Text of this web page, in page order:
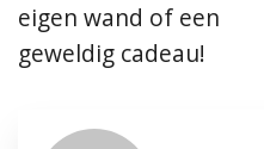
eigen wand of een
geweldig cadeau!